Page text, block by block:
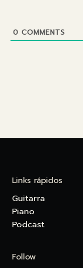
0 COMMENTS
Links rápidos
Guitarra
Piano
Podcast
Follow